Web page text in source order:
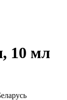
10 мл